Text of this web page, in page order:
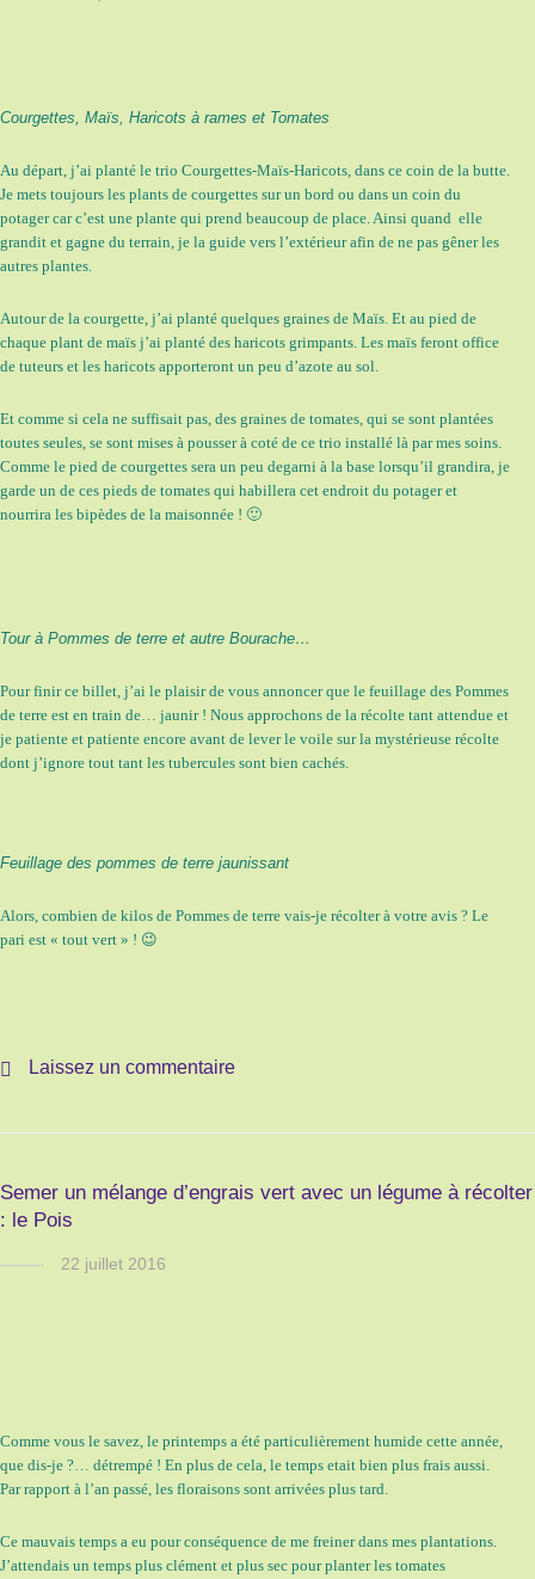
Courgettes, Maïs, Haricots à rames et Tomates
Au départ, j’ai planté le trio Courgettes-Maïs-Haricots, dans ce coin de la butte.
Je mets toujours les plants de courgettes sur un bord ou dans un coin du
potager car c’est une plante qui prend beaucoup de place. Ainsi quand elle
grandit et gagne du terrain, je la guide vers l’extérieur afin de ne pas gêner les
autres plantes.
Autour de la courgette, j’ai planté quelques graines de Maïs. Et au pied de
chaque plant de maïs j’ai planté des haricots grimpants. Les maïs feront office
de tuteurs et les haricots apporteront un peu d’azote au sol.
Et comme si cela ne suffisait pas, des graines de tomates, qui se sont plantées
toutes seules, se sont mises à pousser à coté de ce trio installé là par mes soins.
Comme le pied de courgettes sera un peu degarni à la base lorsqu’il grandira, je
garde un de ces pieds de tomates qui habillera cet endroit du potager et
nourrira les bipèdes de la maisonnée ! 🙂
Tour à Pommes de terre et autre Bourache…
Pour finir ce billet, j’ai le plaisir de vous annoncer que le feuillage des Pommes
de terre est en train de… jaunir ! Nous approchons de la récolte tant attendue et
je patiente et patiente encore avant de lever le voile sur la mystérieuse récolte
dont j’ignore tout tant les tubercules sont bien cachés.
Feuillage des pommes de terre jaunissant
Alors, combien de kilos de Pommes de terre vais-je récolter à votre avis ? Le
pari est « tout vert » ! 😉
Laissez un commentaire
Semer un mélange d’engrais vert avec un légume à récolter
: le Pois
22 juillet 2016
Comme vous le savez, le printemps a été particulièrement humide cette année,
que dis-je ?… détrempé ! En plus de cela, le temps etait bien plus frais aussi.
Par rapport à l’an passé, les floraisons sont arrivées plus tard.
Ce mauvais temps a eu pour conséquence de me freiner dans mes plantations.
J’attendais un temps plus clément et plus sec pour planter les tomates